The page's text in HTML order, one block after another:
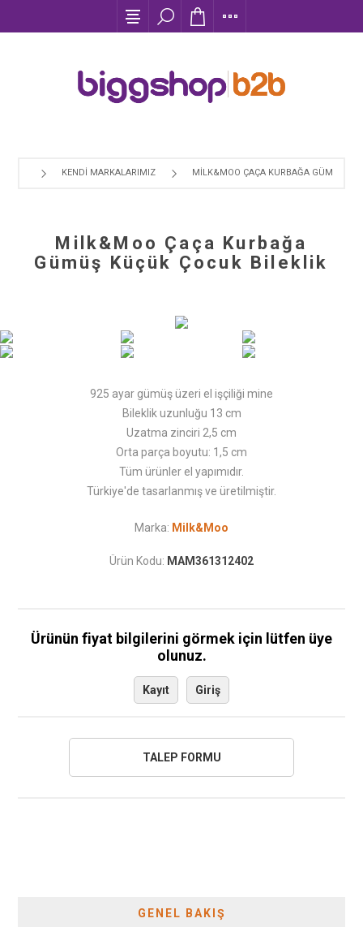
KENDI MARKALARIMIZ MILK&MOO ÇAÇA KURBAĞA GÜMÜŞ
Milk&Moo Çaça Kurbağa
Gümüş Küçük Çocuk Bileklik
925 ayar gümüş üzeri el işçiliği mine
Bileklik uzunluğu 13 cm
Uzatma zinciri 2,5 cm
Orta parça boyutu: 1,5 cm
Tüm ürünler el yapımıdır.
Türkiye'de tasarlanmış ve üretilmiştir.
Marka: Milk&Moo
Ürün Kodu: MAM361312402
Ürünün fiyat bilgilerini görmek için lütfen üye
olunuz.
Kayıt Giriş
GENEL BAKIŞ